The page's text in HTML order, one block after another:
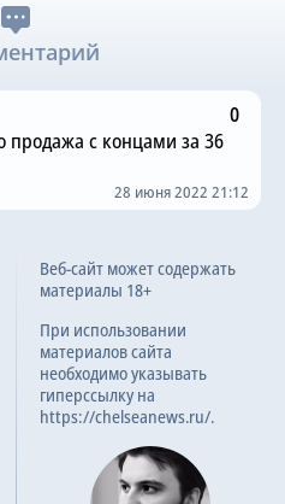
0
продажа с концами за 36
28 июня 2022 21:12
Веб-сайт может содержать
материалы 18+
При использовании
материалов сайта
необходимо указывать
гиперссылку на
https://chelseanews.ru/.